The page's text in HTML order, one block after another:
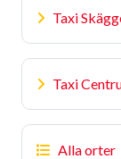
Taxi
Taxi
Alla orter